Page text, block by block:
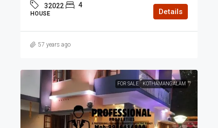
32022 4
HOUSE Details
57 years ago
FOR SALE KOTHAMANGALAM